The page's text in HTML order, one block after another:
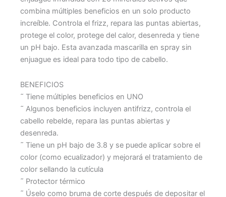
combina múltiples beneficios en un solo producto
increíble. Controla el frizz, repara las puntas abiertas,
protege el color, protege del calor, desenreda y tiene
un pH bajo. Esta avanzada mascarilla en spray sin
enjuague es ideal para todo tipo de cabello.
BENEFICIOS
˜ Tiene múltiples beneficios en UNO
˜ Algunos beneficios incluyen antifrizz, controla el
cabello rebelde, repara las puntas abiertas y
desenreda.
˜ Tiene un pH bajo de 3.8 y se puede aplicar sobre el
color (como ecualizador) y mejorará el tratamiento de
color sellando la cutícula
˜ Protector térmico
˜ Úselo como bruma de corte después de depositar el